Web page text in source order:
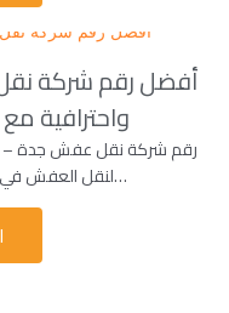
أفضل رقم شركة
واحترافية
رقم شركة نقل عفش جدة –
لنقل العفش في ظل التنقل المستمر بين المنازل…